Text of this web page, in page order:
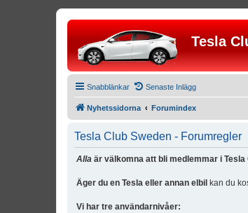
Tesla
Snabblänkar Senaste Inlägg
Nyhetssidorna Forumindex
Tesla Club Sweden - Forumregler
Alla är välkomna att bli medlemmar i Tesla
Äger du en Tesla eller annan elbil kan du
Vi har tre användarnivåer: